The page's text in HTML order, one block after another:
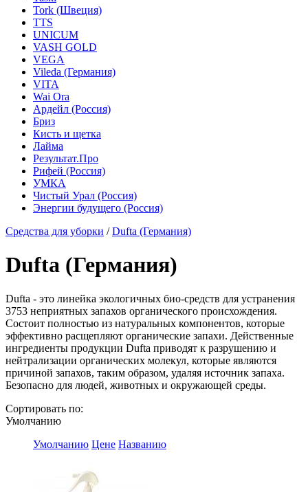
Tork (Швеция)
TTS
UNICUM
VASH GOLD
VEGA
Vileda (Германия)
VITA
Wai Ora
Ардейл (Россия)
Бриз
Кисть и щетка
Лайма
Результат.Про
Рифей (Россия)
УМКА
Чистый Урал (Россия)
Энергии будущего (Россия)
Средства для уборки /Dufta (Германия)
Dufta (Германия)
Dufta - это линейка экологичных био-средств для устранения
3753 неприятных запахов органического происхождения.
Состоит полностью из натуральных компонентов, которые
эффективно расщепляют органические запахи. Действенные
ингредиенты продукции Dufta приводят к разрушению и
нейтрализации органических молекул, которые являются
причиной запахов, таким образом, удаляя источник запаха.
Безопасно для людей, животных и окружающей среды.
Сортировать по:
Умолчанию
Умолчанию Цене Названию